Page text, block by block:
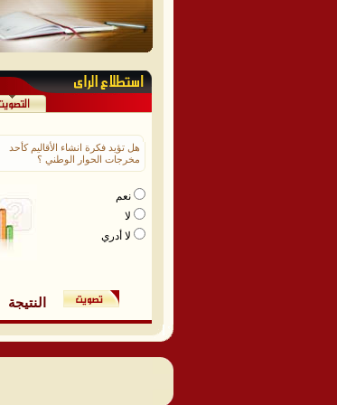
هل تؤيد فكرة انشاء الأقاليم كأحد
مخرجات الحوار الوطني ؟
نعم
لا
لا أدري
النتيجة